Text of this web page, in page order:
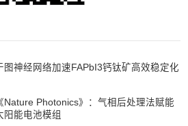
图神经网络加速FAPbI3钙钛矿高效稳定化
Nature Photonics》：气相后处理法赋能
阳能电池模组